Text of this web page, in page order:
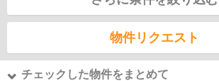
物件リクエスト
チェックした物件をまとめて